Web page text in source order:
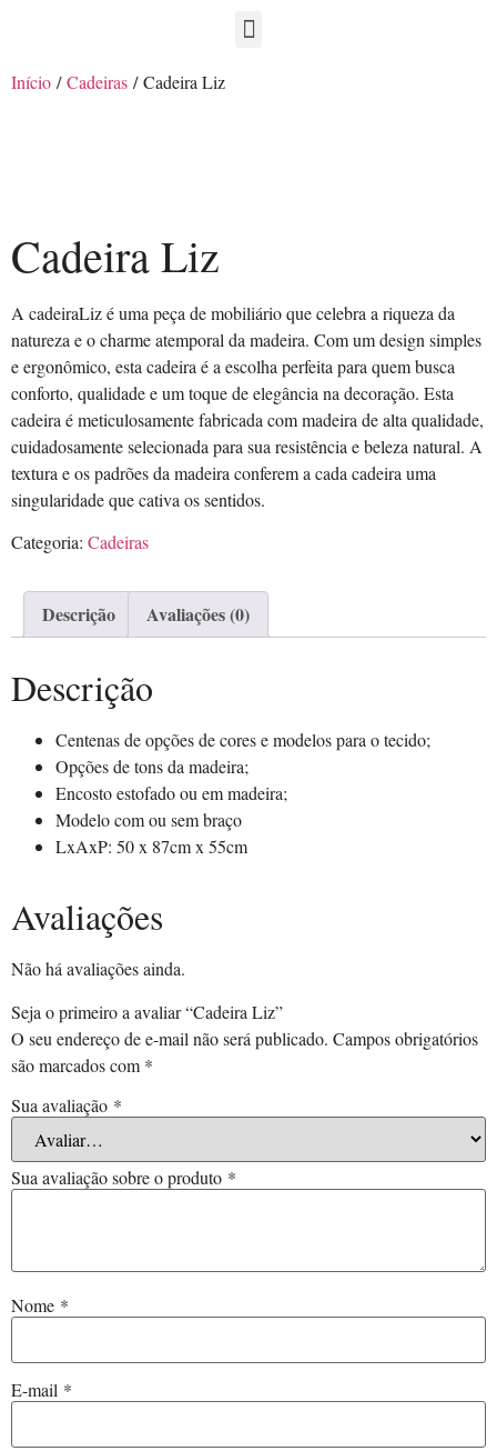
Início /Cadeiras / Cadeira Liz
Cadeira Liz
A cadeiraLiz é uma peça de mobiliário que celebra a riqueza da
natureza e o charme atemporal da madeira. Com um design simples
e ergonômico, esta cadeira é a escolha perfeita para quem busca
conforto, qualidade e um toque de elegância na decoração. Esta
cadeira é meticulosamente fabricada com madeira de alta qualidade,
cuidadosamente selecionada para sua resistência e beleza natural. A
textura e os padrões da madeira conferem a cada cadeira uma
singularidade que cativa os sentidos.
Categoria: Cadeiras
Descrição Avaliações (0)
Descrição
Centenas de opções de cores e modelos para o tecido;
Opções de tons da madeira;
Encosto estofado ou em madeira;
Modelo com ou sem braço
LxAxP: 50 x 87cm x 55cm
Avaliações
Não há avaliações ainda.
Seja o primeiro a avaliar “Cadeira Liz”
O seu endereço de e-mail não será publicado. Campos obrigatórios
são marcados com *
Sua avaliação *
Sua avaliação sobre o produto *
Nome *
E-mail *